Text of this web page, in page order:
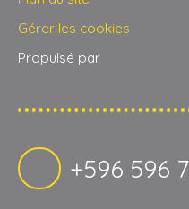
Gérer les cookies
Propulsé par
+596 596